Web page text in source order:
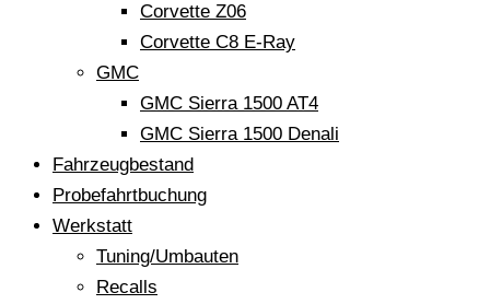
Corvette Z06
Corvette C8 E-Ray
GMC
GMC Sierra 1500 AT4
GMC Sierra 1500 Denali
Fahrzeugbestand
Probefahrtbuchung
Werkstatt
Tuning/Umbauten
Recalls